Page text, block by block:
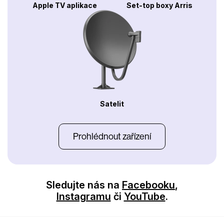
Apple TV aplikace Set-top boxy Arris
Satelit
Prohlédnout zařízení
Sledujte nás na Facebooku,
Instagramu či YouTube.